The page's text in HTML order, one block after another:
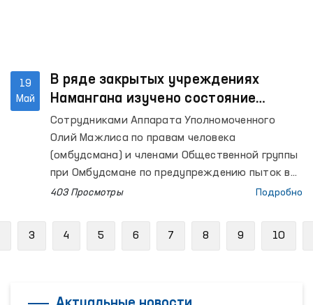
19
Май
В ряде закрытых учреждениях
Намангана изучено состояние
соблюдения прав человека
Сотрудниками Аппарата Уполномоченного
Олий Мажлиса по правам человека
(омбудсмана) и членами Общественной группы
при Омбудсмане по предупреждению пыток в
рамках национального превентивного
403 Просмотры Подробно
3 4 5 6 7 8 9 10